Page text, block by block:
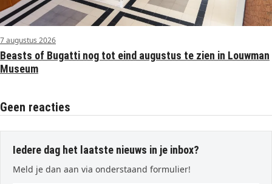
7 augustus 2026
Beasts of Bugatti nog tot eind augustus te zien in Louwman
Museum
Geen reacties
Iedere dag het laatste nieuws in je inbox?
Meld je dan aan via onderstaand formulier!